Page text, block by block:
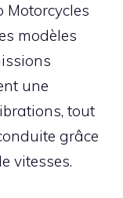
Motorcycles
modèles
une
tout
grâce
vitesses.